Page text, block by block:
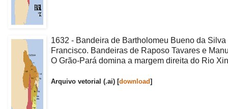
1632 - Bandeira de Bartholomeu Bueno da
Francisco. Bandeiras de Raposo Tavares e
O Grão-Pará domina a margem direita do Rio
Arquivo vetorial (.ai) [download]